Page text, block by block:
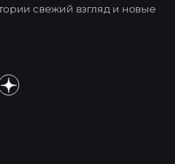
свежий взгляд и новые